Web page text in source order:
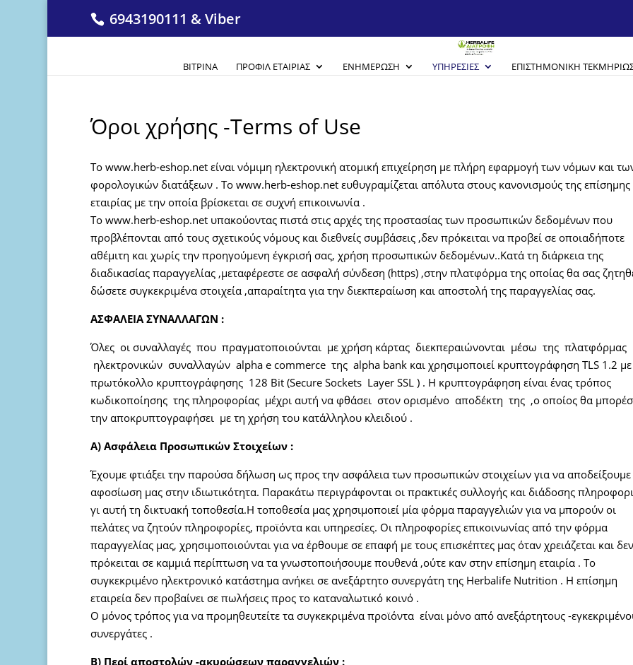
6943190111 & Viber
ΒΙΤΡΊΝΑ ΠΡΟΦΊΛ ΕΤΑΙΡΊΑΣ ΕΝΗΜΈΡΩΣΗ ΥΠΗΡΕΣΊΕΣ EΠΙΣΤΗΜΟΝΙΚΉ
Όροι χρήσης -Terms of Use
Το www.herb-eshop.net είναι νόμιμη ηλεκτρονική ατομική επιχείρηση με πλήρη εφαρμογή των νόμων και
φορολογικών διατάξεων . Το www.herb-eshop.net ευθυγραμίζεται απόλυτα στους κανονισμούς της επίσημης
εταιρίας με την οποία βρίσκεται σε συχνή επικοινωνία .
Tο www.herb-eshop.net υπακούοντας πιστά στις αρχές της προστασίας των προσωπικών δεδομένων που
προβλέπονται από τους σχετικούς νόμους και διεθνείς συμβάσεις ,δεν πρόκειται να προβεί σε οποιαδήποτε
αθέμιτη και χωρίς την προηγούμενη έγκρισή σας, χρήση προσωπικών δεδομένων..Κατά τη διάρκεια της
διαδικασίας παραγγελίας ,μεταφέρεστε σε ασφαλή σύνδεση (https) ,στην πλατφόρμα της οποίας θα σας
δώσετε συγκεκριμένα στοιχεία ,απαραίτητα για την διεκπεραίωση και αποστολή της παραγγελίας σας.
ΑΣΦΑΛΕΙΑ ΣΥΝΑΛΛΑΓΩΝ :
Όλες οι συναλλαγές που πραγματοποιούνται με χρήση κάρτας διεκπεραιώνονται μέσω της πλατφόρμας
ηλεκτρονικών συναλλαγών alpha e commerce της alpha bank και χρησιμοποιεί κρυπτογράφηση TLS 1.2 με
πρωτόκολλο κρυπτογράφησης 128 Bit (Secure Sockets Layer SSL ) . Η κρυπτογράφηση είναι ένας τρόπος
κωδικοποίησης της πληροφορίας μέχρι αυτή να φθάσει στον ορισμένο αποδέκτη της ,ο οποίος θα
την αποκρυπτογραφήσει με τη χρήση του κατάλληλου κλειδιού .
Α) Ασφάλεια Προσωπικών Στοιχείων :
Έχουμε φτιάξει την παρούσα δήλωση ως προς την ασφάλεια των προσωπικών στοιχείων για να αποδείξουμε
αφοσίωση μας στην ιδιωτικότητα. Παρακάτω περιγράφονται οι πρακτικές συλλογής και διάδοσης
γι αυτή τη δικτυακή τοποθεσία.Η τοποθεσία μας χρησιμοποιεί μία φόρμα παραγγελιών για να μπορούν οι
πελάτες να ζητούν πληροφορίες, προϊόντα και υπηρεσίες. Οι πληροφορίες επικοινωνίας από την φόρμα
παραγγελίας μας, χρησιμοποιούνται για να έρθουμε σε επαφή με τους επισκέπτες μας όταν χρειάζεται και δεν
πρόκειται σε καμμιά περίπτωση να τα γνωστοποιήσουμε πουθενά ,ούτε καν στην επίσημη εταιρία . Tο
συγκεκριμένο ηλεκτρονικό κατάστημα ανήκει σε ανεξάρτητο συνεργάτη της Herbalife Nutrition . Η επίσημη
εταιρεία δεν προβαίνει σε πωλήσεις προς το καταναλωτικό κοινό .
Ο μόνος τρόπος για να προμηθευτείτε τα συγκεκριμένα προϊόντα είναι μόνο από ανεξάρτητους -
συνεργάτες .
Β) Περί αποστολών -ακυρώσεων παραγγελιών :